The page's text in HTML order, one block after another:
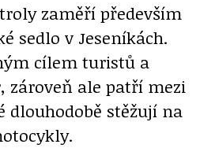
zaměří především
sedlo v Jeseníkách.
cílem turistů a
zároveň ale patří mezi
dlouhodobě stěžují na